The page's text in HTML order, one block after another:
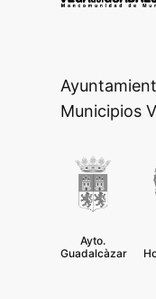
Municipios
Ayto.
Guadalcàzar